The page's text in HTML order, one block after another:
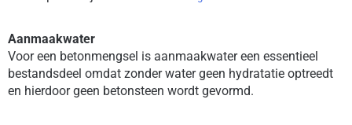
Aanmaakwater
Voor een betonmengsel is aanmaakwater een essentieel
bestandsdeel omdat zonder water geen hydratatie optreedt
en hierdoor geen betonsteen wordt gevormd.